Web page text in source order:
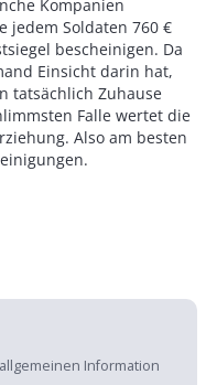
Kompanien
jedem Soldaten 760 €
bescheinigen. Da
Einsicht darin hat,
tatsächlich Zuhause
Falle wertet die
Also am besten
Information